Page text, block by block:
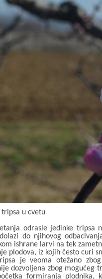
u cvetu
odrasle jedinke tripsa
do njihovog
ishrane larvi na tek
plodova, iz kojih često curi
je veoma otežano
dozvoljena zbog mogućeg
formiranja plodnika,